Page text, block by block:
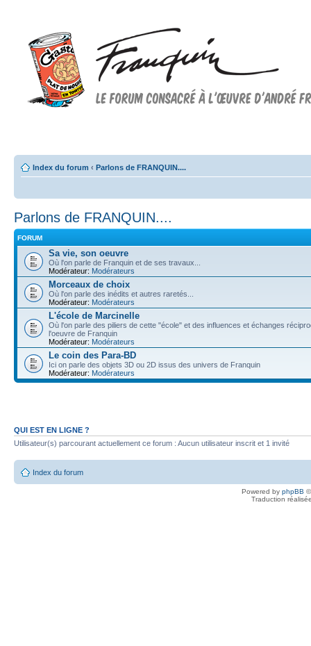
Index du forum ‹ Parlons de FRANQUIN....
Parlons de FRANQUIN....
FORUM
Sa vie, son oeuvre
Où l'on parle de Franquin et de ses travaux...
Modérateur: Modérateurs
Morceaux de choix
Où l'on parle des inédits et autres raretés...
Modérateur: Modérateurs
L'école de Marcinelle
Où l'on parle des piliers de cette "école" et des influences et échanges
l'oeuvre de Franquin
Modérateur: Modérateurs
Le coin des Para-BD
Ici on parle des objets 3D ou 2D issus des univers de Franquin
Modérateur: Modérateurs
QUI EST EN LIGNE ?
Utilisateur(s) parcourant actuellement ce forum : Aucun utilisateur inscrit et 1 invité
Index du forum
Powered by phpBB
Traduction